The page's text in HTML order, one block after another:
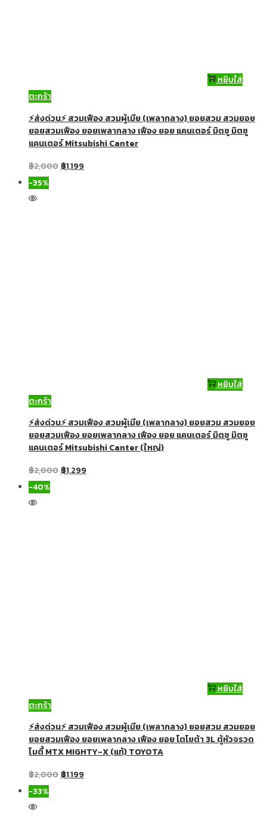
หยิบใส่
ตะกร้า
⚡ส่งด่วน⚡ สวมเฟือง สวมผู้เมีย (เพลากลาง) ยอยสวม สวมยอย
ยอยสวมเฟือง ยอยเพลากลาง เฟือง ยอย แคนเตอร์ มิตซู มิตซู
แคนเตอร์ Mitsubishi Canter
฿2,000 ฿1,199
-35%
หยิบใส่
ตะกร้า
⚡ส่งด่วน⚡ สวมเฟือง สวมผู้เมีย (เพลากลาง) ยอยสวม สวมยอย
ยอยสวมเฟือง ยอยเพลากลาง เฟือง ยอย แคนเตอร์ มิตซู มิตซู
แคนเตอร์ Mitsubishi Canter (ใหญ่)
฿2,000 ฿1,299
-40%
หยิบใส่
ตะกร้า
⚡ส่งด่วน⚡ สวมเฟือง สวมผู้เมีย (เพลากลาง) ยอยสวม สวมยอย
ยอยสวมเฟือง ยอยเพลากลาง เฟือง ยอย โตโยต้า 3L ตู้หัวจรวด
ไมตี้ MTX MIGHTY-X (แท้) TOYOTA
฿2,000 ฿1,199
-33%